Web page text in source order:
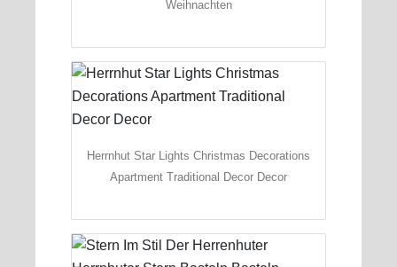
Weihnachten
Herrnhut Star Lights Christmas Decorations
Apartment Traditional Decor Decor